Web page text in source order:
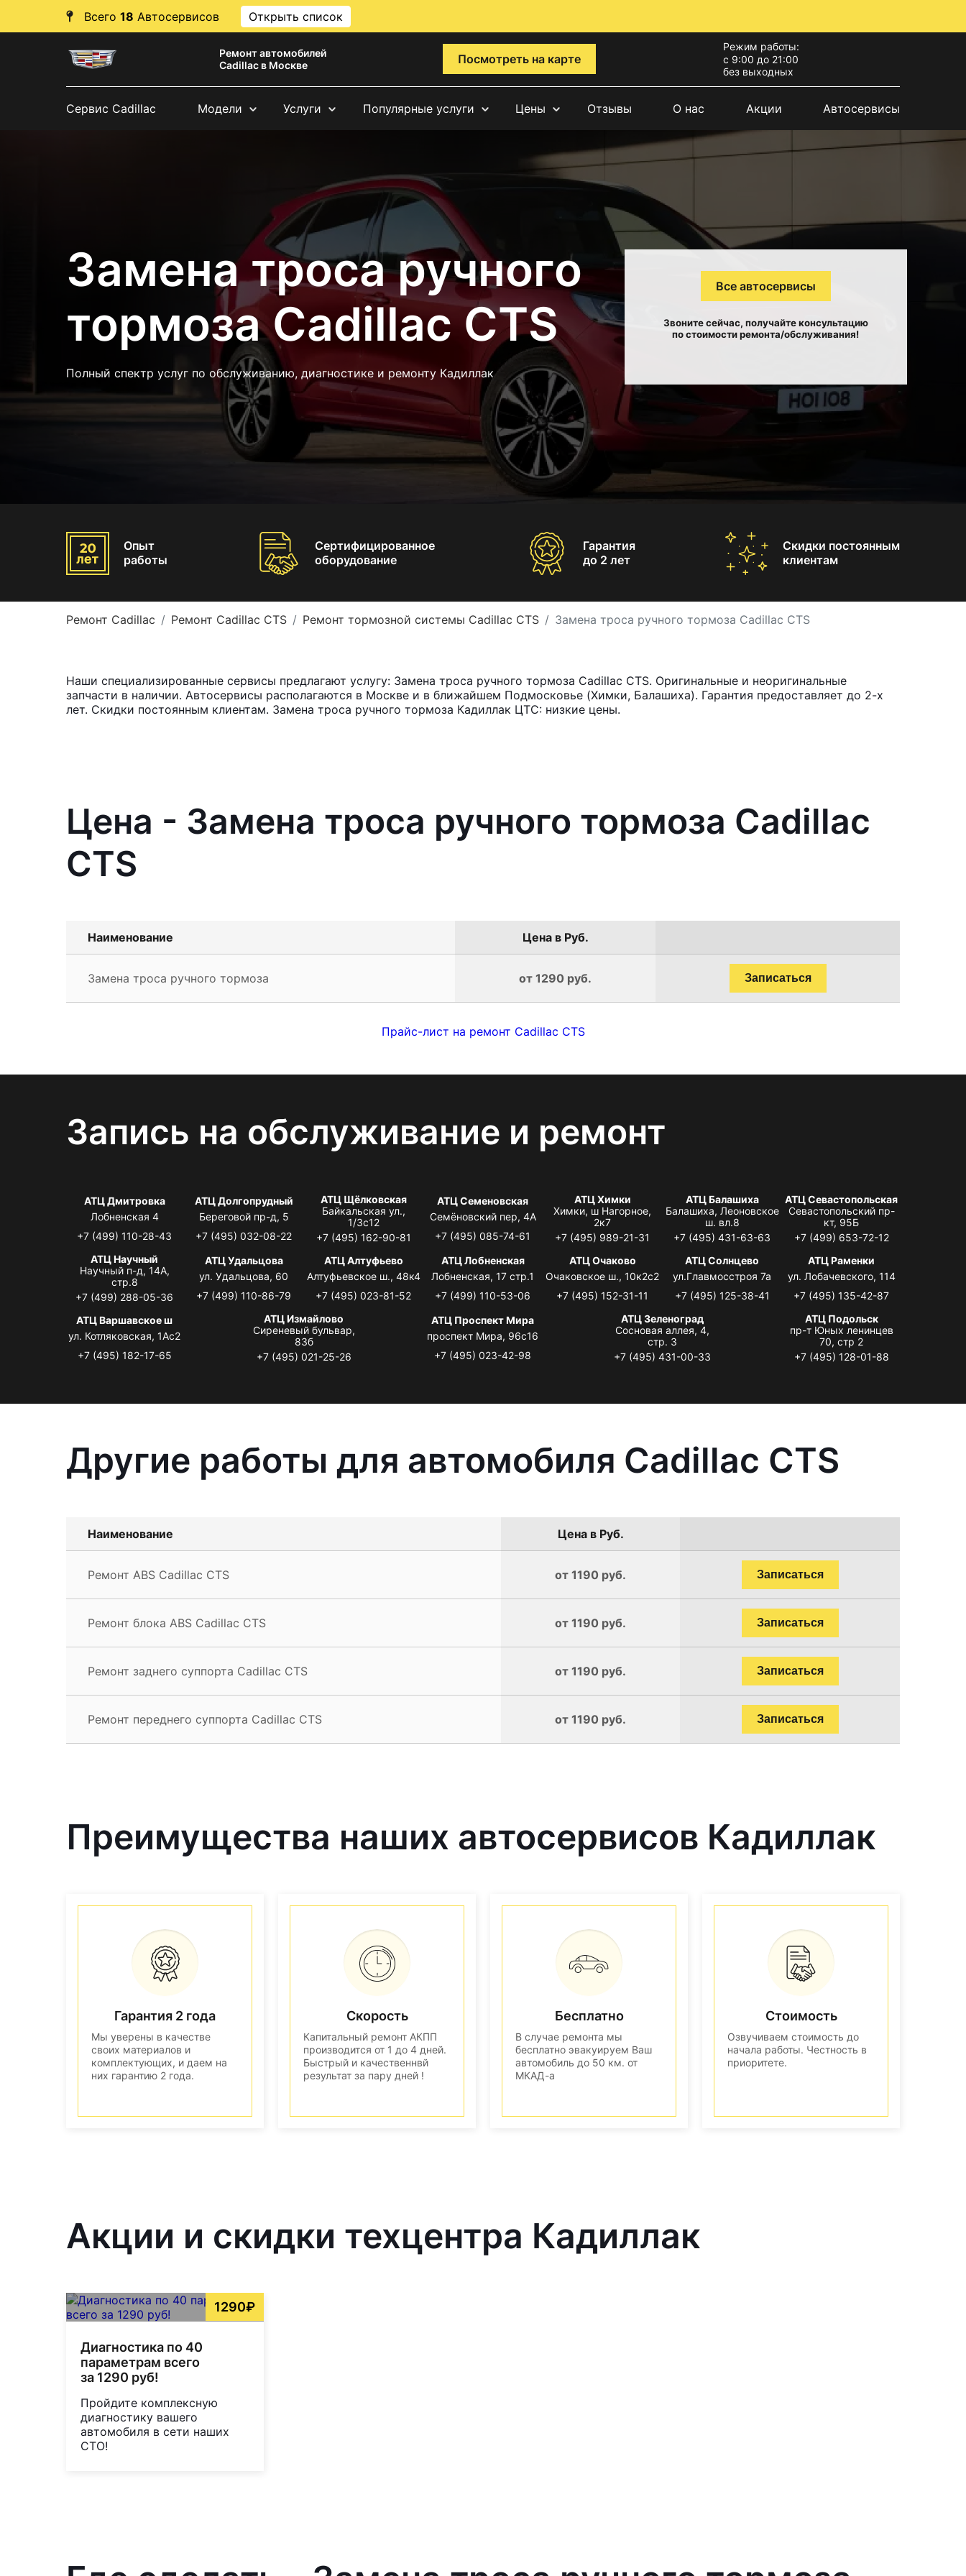
Всего 18 Автосервисов Открыть список
Ремонт автомобилей
Cadillac в Москве
Посмотреть на карте
Режим работы:
с 9:00 до 21:00
без выходных
Сервис Cadillac Модели Услуги Популярные услуги Цены Отзывы О нас Акции Автосервисы
Замена троса ручного
тормоза Cadillac CTS
Полный спектр услуг по обслуживанию, диагностике и ремонту Кадиллак
Все автосервисы
Звоните сейчас, получайте консультацию
по стоимости ремонта/обслуживания!
Опыт
работы
Сертифицированное
оборудование
Гарантия
до 2 лет
Скидки постоянным
клиентам
Ремонт Cadillac Ремонт Cadillac CTS Ремонт тормозной системы Cadillac CTS Замена троса ручного тормоза Cadillac CTS
Наши специализированные сервисы предлагают услугу: Замена троса ручного тормоза Cadillac CTS. Оригинальные и неоригинальные
запчасти в наличии. Автосервисы располагаются в Москве и в ближайшем Подмосковье (Химки, Балашиха). Гарантия предоставляет до 2-х
лет. Скидки постоянным клиентам. Замена троса ручного тормоза Кадиллак ЦТС: низкие цены.
Цена - Замена троса ручного тормоза Cadillac
CTS
Наименование Цена в Руб.
Замена троса ручного тормоза от 1290 руб. Записаться
Прайс-лист на ремонт Cadillac CTS
Запись на обслуживание и ремонт
АТЦ Дмитровка
Лобненская 4
+7 (499) 110-28-43
АТЦ Долгопрудный
Береговой пр-д, 5
+7 (495) 032-08-22
АТЦ Щёлковская
Байкальская ул.,
1/3с12
+7 (495) 162-90-81
АТЦ Семеновская
Семёновский пер, 4А
+7 (495) 085-74-61
АТЦ Химки
Химки, ш Нагорное,
2к7
+7 (495) 989-21-31
АТЦ Балашиха
Балашиха, Леоновское
ш. вл.8
+7 (495) 431-63-63
АТЦ Севастопольская
Севастопольский пр-
кт, 95Б
+7 (499) 653-72-12
АТЦ Научный
Научный п-д, 14А,
стр.8
+7 (499) 288-05-36
АТЦ Удальцова
ул. Удальцова, 60
+7 (499) 110-86-79
АТЦ Алтуфьево
Алтуфьевское ш., 48к4
+7 (495) 023-81-52
АТЦ Лобненская
Лобненская, 17 стр.1
+7 (499) 110-53-06
АТЦ Очаково
Очаковское ш., 10к2с2
+7 (495) 152-31-11
АТЦ Солнцево
ул.Главмосстроя 7а
+7 (495) 125-38-41
АТЦ Раменки
ул. Лобачевского, 114
+7 (495) 135-42-87
АТЦ Варшавское ш
ул. Котляковская, 1Ас2
+7 (495) 182-17-65
АТЦ Измайлово
Сиреневый бульвар,
83б
+7 (495) 021-25-26
АТЦ Проспект Мира
проспект Мира, 96с16
+7 (495) 023-42-98
АТЦ Зеленоград
Сосновая аллея, 4,
стр. 3
+7 (495) 431-00-33
АТЦ Подольск
пр-т Юных ленинцев
70, стр 2
+7 (495) 128-01-88
Другие работы для автомобиля Cadillac CTS
Наименование Цена в Руб.
Ремонт ABS Cadillac CTS от 1190 руб. Записаться
Ремонт блока ABS Cadillac CTS от 1190 руб. Записаться
Ремонт заднего суппорта Cadillac CTS от 1190 руб. Записаться
Ремонт переднего суппорта Cadillac CTS от 1190 руб. Записаться
Преимущества наших автосервисов Кадиллак
Гарантия 2 года
Мы уверены в качестве
своих материалов и
комплектующих, и даем на
них гарантию 2 года.
Скорость
Капитальный ремонт АКПП
производится от 1 до 4 дней.
Быстрый и качественнвй
результат за пару дней !
Бесплатно
В случае ремонта мы
бесплатно эвакуируем Ваш
автомобиль до 50 км. от
МКАД-а
Стоимость
Озвучиваем стоимость до
начала работы. Честность в
приоритете.
Акции и скидки техцентра Кадиллак
1290₽
Диагностика по 40
параметрам всего
за 1290 руб!
Пройдите комплексную
диагностику вашего
автомобиля в сети наших
СТО!